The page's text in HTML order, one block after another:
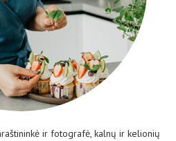
ir fotografė, kalnų ir kelionių